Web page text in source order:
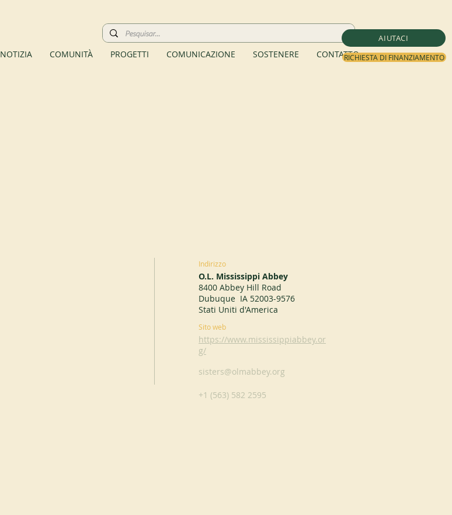
AIUTACI
RICHIESTA DI FINANZIAMENTO
NOTIZIA COMUNITÀ PROGETTI COMUNICAZIONE SOSTENERE CONTATTO
Indirizzo
O.L. Mississippi Abbey
8400 Abbey Hill Road
Dubuque IA 52003-9576
Stati Uniti d'America
Sito web
https://www.mississippiabbey.or
g/
sisters@olmabbey.org
+1 (563) 582 2595